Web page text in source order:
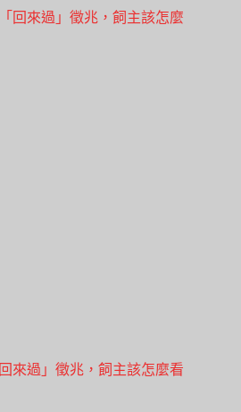
來過」徵兆，飼主該怎麼看